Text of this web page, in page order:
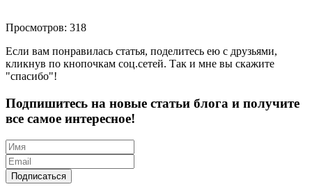
Просмотров: 318
Если вам понравилась статья, поделитесь ею с друзьями,
кликнув по кнопочкам соц.сетей. Так и мне вы скажите
"спасибо"!
Подпишитесь на новые статьи блога и получите
все самое интересное!